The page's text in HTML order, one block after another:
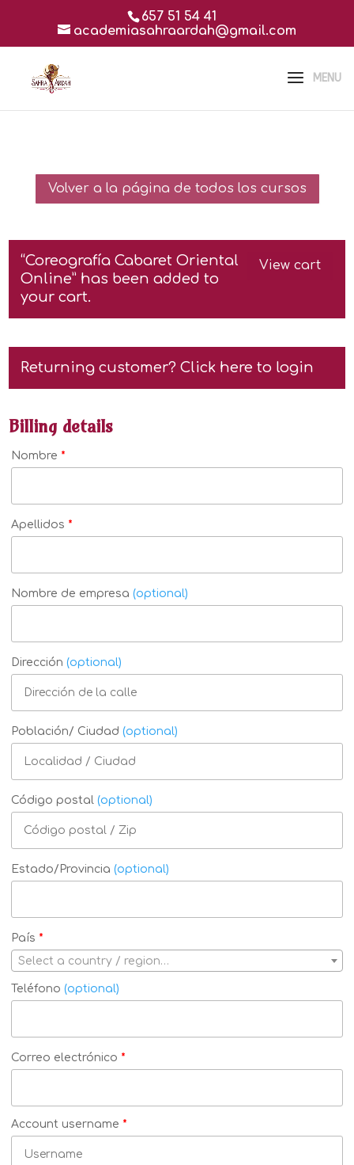
657 51 54 41
academiasahraardah@gmail.com
Volver a la página de todos los cursos
View cart
“Coreografía Cabaret Oriental
Online” has been added to
your cart.
Returning customer?Click here to login
Billing details
Nombre *
Apellidos *
Nombre de empresa(optional)
Dirección(optional)
Población/ Ciudad(optional)
Código postal(optional)
Estado/Provincia(optional)
País *
Select a country / region…
Teléfono(optional)
Correo electrónico *
Account username *